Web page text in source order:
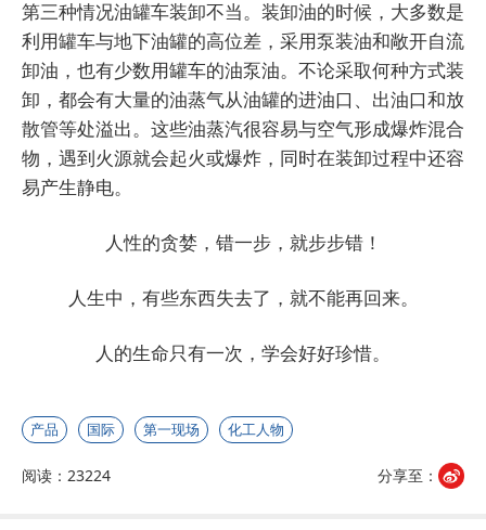
第三种情况油罐车装卸不当。装卸油的时候，大多数是
利用罐车与地下油罐的高位差，采用泵装油和敞开自流
卸油，也有少数用罐车的油泵油。不论采取何种方式装
卸，都会有大量的油蒸气从油罐的进油口、出油口和放
散管等处溢出。这些油蒸汽很容易与空气形成爆炸混合
物，遇到火源就会起火或爆炸，同时在装卸过程中还容
易产生静电。
人性的贪婪，错一步，就步步错！
人生中，有些东西失去了，就不能再回来。
人的生命只有一次，学会好好珍惜。
产品 国际 第一现场 化工人物
阅读：23224 分享至：